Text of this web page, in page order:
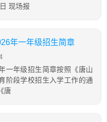
现场报
年一年级招生简章
一年级招生简章按照《唐山
阶段学校招生入学工作的通
唐